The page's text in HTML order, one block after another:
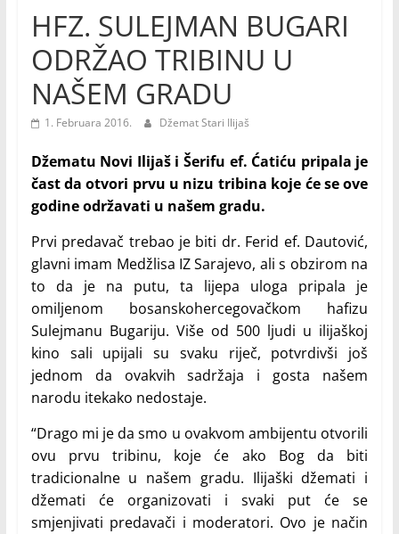
HFZ. SULEJMAN BUGARI
ODRŽAO TRIBINU U
NAŠEM GRADU
1. Februara 2016. Džemat Stari Ilijaš
Džematu Novi Ilijaš i Šerifu ef. Ćatiću pripala je
čast da otvori prvu u nizu tribina koje će se ove
godine održavati u našem gradu.
Prvi predavač trebao je biti dr. Ferid ef. Dautović,
glavni imam Medžlisa IZ Sarajevo, ali s obzirom na
to da je na putu, ta lijepa uloga pripala je
omiljenom bosanskohercegovačkom hafizu
Sulejmanu Bugariju. Više od 500 ljudi u ilijaškoj
kino sali upijali su svaku riječ, potvrdivši još
jednom da ovakvih sadržaja i gosta našem
narodu itekako nedostaje.
“Drago mi je da smo u ovakvom ambijentu otvorili
ovu prvu tribinu, koje će ako Bog da biti
tradicionalne u našem gradu. Ilijaški džemati i
džemati će organizovati i svaki put će se
smjenjivati predavači i moderatori. Ovo je način